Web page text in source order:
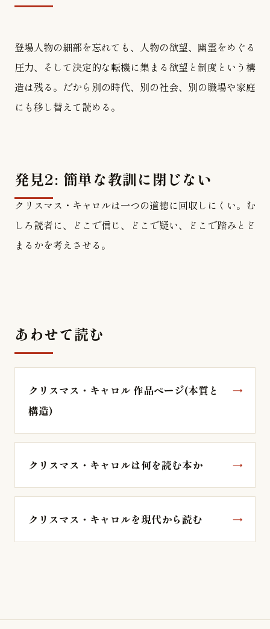
登場人物の細部を忘れても、人物の欲望、幽霊をめぐる
圧力、そして決定的な転機に集まる欲望と制度という構
造は残る。だから別の時代、別の社会、別の職場や家庭
にも移し替えて読める。
発見2: 簡単な教訓に閉じない
クリスマス・キャロルは一つの道徳に回収しにくい。む
しろ読者に、どこで信じ、どこで疑い、どこで踏みとど
まるかを考えさせる。
あわせて読む
クリスマス・キャロル 作品ページ(本質と
構造)
クリスマス・キャロルは何を読む本か
クリスマス・キャロルを現代から読む